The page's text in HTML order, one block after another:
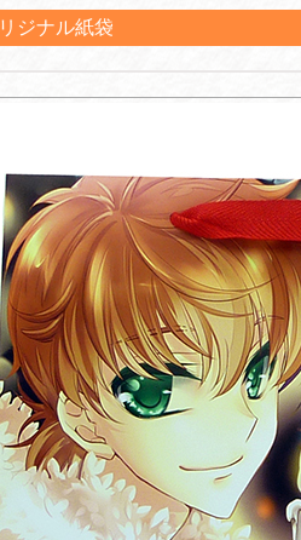
ジナル紙袋